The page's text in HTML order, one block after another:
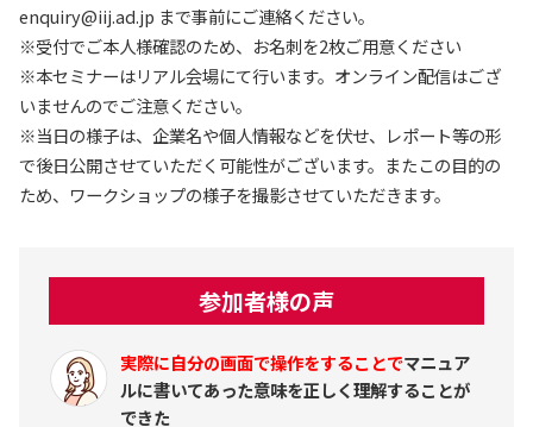
enquiry@iij.ad.jp まで事前にご連絡ください。
※受付でご本人様確認のため、お名刺を2枚ご用意ください
※本セミナーはリアル会場にて行います。オンライン配信はござ
いませんのでご注意ください。
※当日の様子は、企業名や個人情報などを伏せ、レポート等の形
で後日公開させていただく可能性がございます。またこの目的の
ため、ワークショップの様子を撮影させていただきます。
参加者様の声
実際に自分の画面で操作をすることでマニュア
ルに書いてあった意味を正しく理解することが
できた